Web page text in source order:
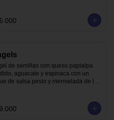
de semillas con queso papialpa
aguacate y espinaca con un
de salsa pesto y mermelada de la